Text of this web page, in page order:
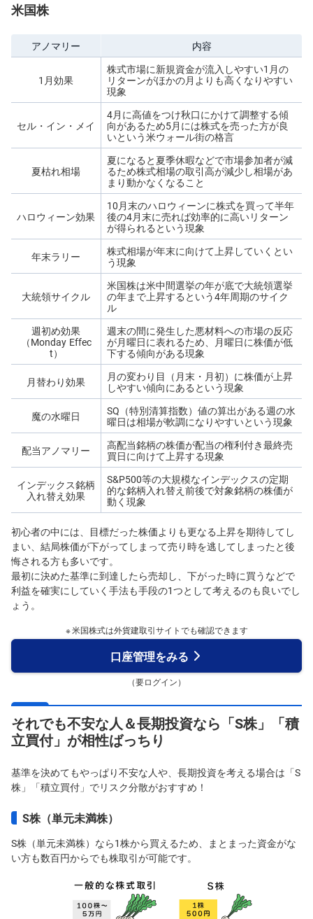
米国株
アノマリー 内容
1月効果
株式市場に新規資金が流入しやすい1月の
リターンがほかの月よりも高くなりやすい
現象
セル・イン・メイ
4月に高値をつけ秋口にかけて調整する傾
向があるため5月には株式を売った方が良
いという米ウォール街の格言
夏枯れ相場
夏になると夏季休暇などで市場参加者が減
るため株式相場の取引高が減少し相場があ
まり動かなくなること
ハロウィーン効果
10月末のハロウィーンに株式を買って半年
後の4月末に売れば効率的に高いリターン
が得られるという現象
年末ラリー
株式相場が年末に向けて上昇していくとい
う現象
大統領サイクル
米国株は米中間選挙の年が底で大統領選挙
の年まで上昇するという4年周期のサイク
ル
週初め効果
（Monday Effec
t）
週末の間に発生した悪材料への市場の反応
が月曜日に表れるため、月曜日に株価が低
下する傾向がある現象
月替わり効果
月の変わり目（月末・月初）に株価が上昇
しやすい傾向にあるという現象
魔の水曜日
SQ（特別清算指数）値の算出がある週の水
曜日は相場が軟調になりやすいという現象
配当アノマリー
高配当銘柄の株価が配当の権利付き最終売
買日に向けて上昇する現象
インデックス銘柄
入れ替え効果
S&P500等の大規模なインデックスの定期
的な銘柄入れ替え前後で対象銘柄の株価が
動く現象
初心者の中には、目標だった株価よりも更なる上昇を期待してし
まい、結局株価が下がってしまって売り時を逃してしまったと後
悔される方も多いです。
最初に決めた基準に到達したら売却し、下がった時に買うなどで
利益を確実にしていく手法も手段の1つとして考えるのも良いでし
ょう。
米国株式は外貨建取引サイトでも確認できます
口座管理をみる
（要ログイン）
それでも不安な人＆長期投資なら「S株」「積
立買付」が相性ばっちり
基準を決めてもやっぱり不安な人や、長期投資を考える場合は「S
株」「積立買付」でリスク分散がおすすめ！
S株（単元未満株）
S株（単元未満株）なら1株から買えるため、まとまった資金がな
い方も数百円からでも株取引が可能です。